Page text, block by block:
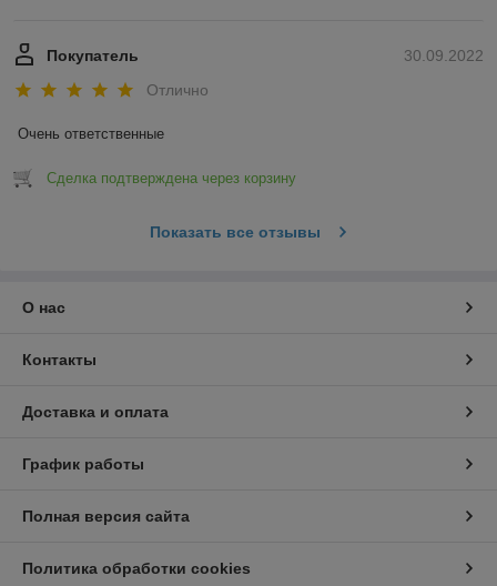
30.09.2022
Покупатель
Отлично
Очень ответственные
Сделка подтверждена через корзину
Показать все отзывы
О нас
Контакты
Доставка и оплата
График работы
Полная версия сайта
Политика обработки cookies